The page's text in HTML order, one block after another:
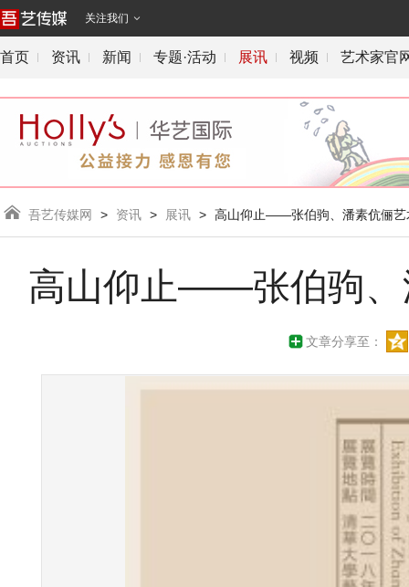
关注我们 
首页 资讯 新闻 专题·活动 展讯 视频 艺术家官
吾艺传媒网
 > 资讯 > 展讯 > 高山仰止——张伯驹、潘素伉俪艺
高山仰止——张伯驹、
文章分享至：